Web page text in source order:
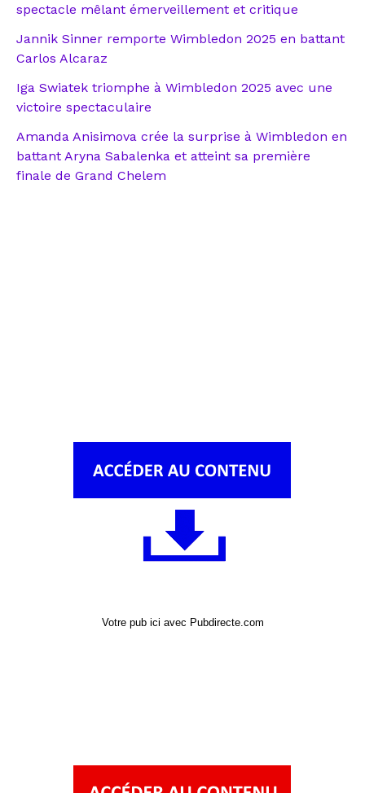
spectacle mêlant émerveillement et critique
Jannik Sinner remporte Wimbledon 2025 en battant
Carlos Alcaraz
Iga Swiatek triomphe à Wimbledon 2025 avec une
victoire spectaculaire
Amanda Anisimova crée la surprise à Wimbledon en
battant Aryna Sabalenka et atteint sa première
finale de Grand Chelem
Votre pub ici avec Pubdirecte.com